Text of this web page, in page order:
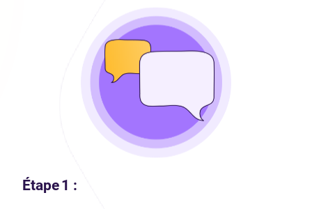
Étape 1 :